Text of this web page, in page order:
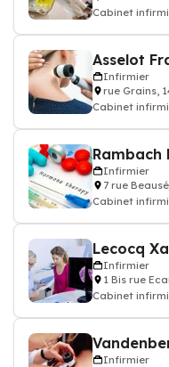
Cabinet
Asselot
Infirmier
rue Grains,
Cabinet
Rambach
Infirmier
7 rue
Cabinet
Lecocq
Infirmier
1 Bis rue
Cabinet
Infirmier